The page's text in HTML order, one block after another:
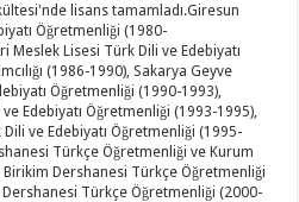
lisans tamamladı.Giresun
Öğretmenliği (1980-
Meslek Lisesi Türk Dili ve Edebiyatı
(1986-1990), Sakarya Geyve
Öğretmenliği (1990-1993),
Edebiyatı Öğretmenliği (1993-1995),
ve Edebiyatı Öğretmenliği (1995-
Türkçe Öğretmenliği ve Kurum
Dershanesi Türkçe Öğretmenliği
Türkçe Öğretmenliği (2000-